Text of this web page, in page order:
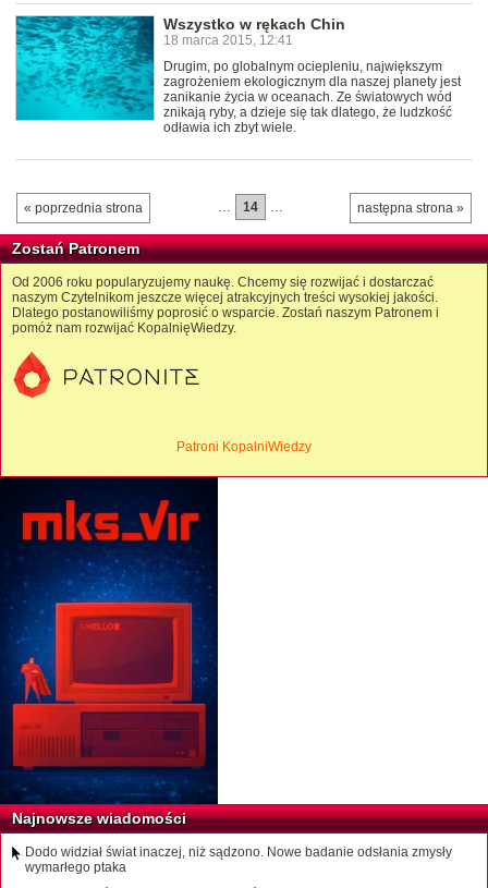
Wszystko w rękach Chin
18 marca 2015, 12:41
Drugim, po globalnym ociepleniu, największym
zagrożeniem ekologicznym dla naszej planety jest
zanikanie życia w oceanach. Ze światowych wód
znikają ryby, a dzieje się tak dlatego, że ludzkość
odławia ich zbyt wiele.
« poprzednia strona następna strona »
… 14 …
Zostań Patronem
Od 2006 roku popularyzujemy naukę. Chcemy się rozwijać i dostarczać
naszym Czytelnikom jeszcze więcej atrakcyjnych treści wysokiej jakości.
Dlatego postanowiliśmy poprosić o wsparcie. Zostań naszym Patronem i
pomóż nam rozwijać KopalnięWiedzy.
Patroni KopalniWiedzy
Najnowsze wiadomości
Dodo widział świat inaczej, niż sądzono. Nowe badanie odsłania zmysły
wymarłego ptaka